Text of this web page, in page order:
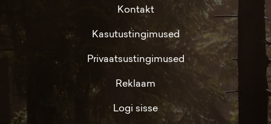
Kontakt
Kasutustingimused
Privaatsustingimused
Reklaam
Logi sisse